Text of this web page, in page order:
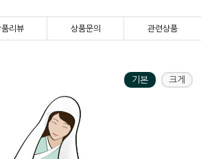
품리뷰 상품문의 관련상품
기본 크게